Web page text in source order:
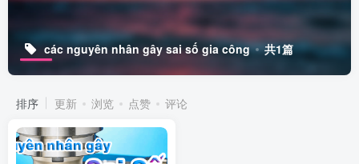
các nguyên nhân gây sai số gia công 共1篇
排序 更新 浏览 点赞 评论